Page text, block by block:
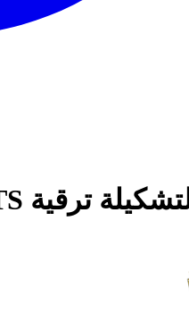
ترقية Bundesliga TOTS